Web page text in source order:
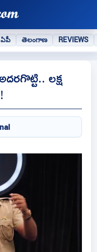
ఏపీ తెలంగాణ REVIEWS
లక్ష